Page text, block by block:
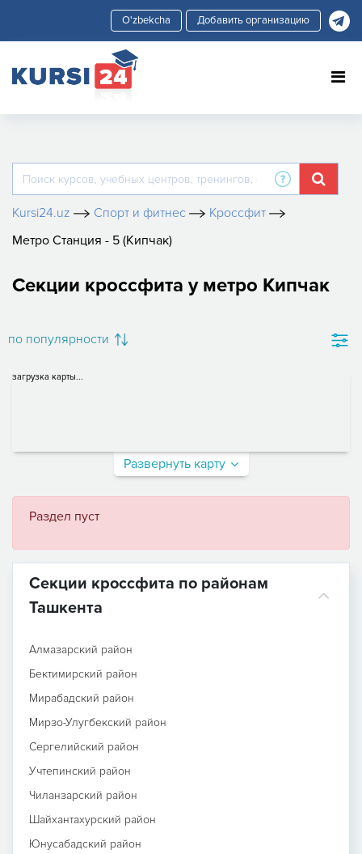
Добавить организацию
Kursi24.uz Спорт и фитнес
Кроссфит
Метро Станция - 5 (Кипчак)
Секции кроссфита у метро Кипчак
по популярности
загрузка карты...
Развернуть карту
Раздел пуст
Секции кроссфита по районам
Ташкента
Алмазарский район
Бектимирский район
Мирабадский район
Мирзо-Улугбекский район
Сергелийский район
Учтепинский район
Чиланзарский район
Шайхантахурский район
Юнусабадский район